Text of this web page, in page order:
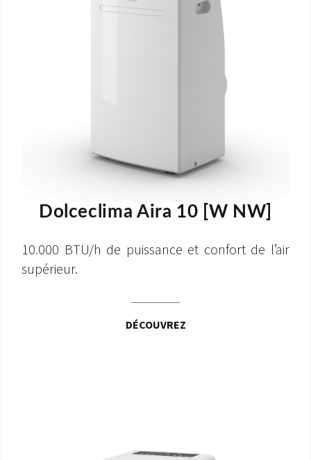
Dolceclima Aira 10 [W NW]
10.000 BTU/h de puissance et confort de l’air
supérieur.
DÉCOUVREZ